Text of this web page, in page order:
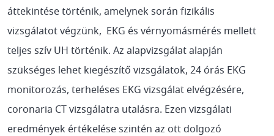
áttekintése történik, amelynek során fizikális
vizsgálatot végzünk, EKG és vérnyomásmérés mellett
teljes szív UH történik. Az alapvizsgálat alapján
szükséges lehet kiegészítő vizsgálatok, 24 órás EKG
monitorozás, terheléses EKG vizsgálat elvégzésére,
coronaria CT vizsgálatra utalásra. Ezen vizsgálati
eredmények értékelése szintén az ott dolgozó